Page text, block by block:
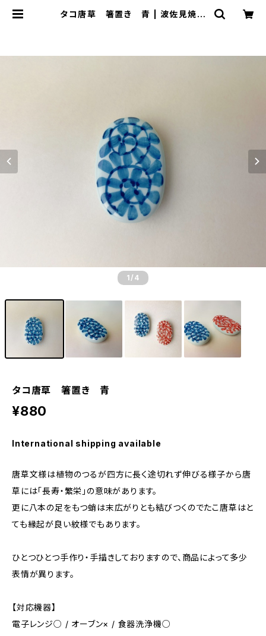
タコ唐草 箸置き 青 | 波佐見焼
1 /4
タコ唐草 箸置き 青
¥880
International shipping available
唐草文様は植物のつるが四方に長く途切れず伸びる様子から唐
草には「長寿・繁栄」の意味があります。
更に八本の足をもつ蛸は末広がりとも結びつくのでたこ唐草はと
ても縁起が良い紋様でもあります。
ひとつひとつ手作り・手描きしておりますので、商品によって多少
表情が異ります。
【対応機器】
電子レンジ○ / オーブン× / 食器洗浄機○